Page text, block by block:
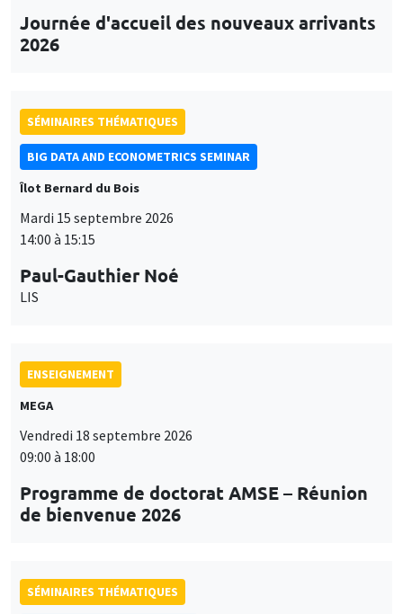
Journée d'accueil des nouveaux arrivants
2026
SÉMINAIRES THÉMATIQUES
BIG DATA AND ECONOMETRICS SEMINAR
Îlot Bernard du Bois
Mardi 15 septembre 2026
14:00 à 15:15
Paul-Gauthier Noé
LIS
ENSEIGNEMENT
MEGA
Vendredi 18 septembre 2026
09:00 à 18:00
Programme de doctorat AMSE – Réunion
de bienvenue 2026
SÉMINAIRES THÉMATIQUES